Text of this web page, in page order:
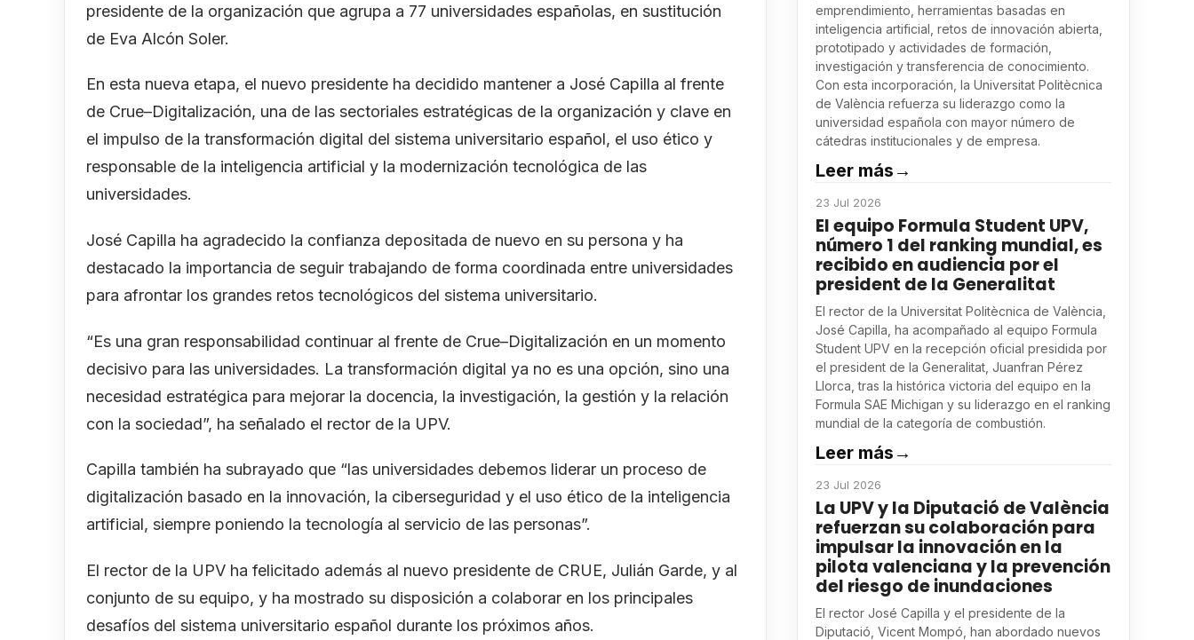
presidente de la organización que agrupa a 77 universidades españolas, en sustitución
de Eva Alcón Soler.
En esta nueva etapa, el nuevo presidente ha decidido mantener a José Capilla al frente
de Crue–Digitalización, una de las sectoriales estratégicas de la organización y clave en
el impulso de la transformación digital del sistema universitario español, el uso ético y
responsable de la inteligencia artificial y la modernización tecnológica de las
universidades.
José Capilla ha agradecido la confianza depositada de nuevo en su persona y ha
destacado la importancia de seguir trabajando de forma coordinada entre universidades
para afrontar los grandes retos tecnológicos del sistema universitario.
“Es una gran responsabilidad continuar al frente de Crue–Digitalización en un momento
decisivo para las universidades. La transformación digital ya no es una opción, sino una
necesidad estratégica para mejorar la docencia, la investigación, la gestión y la relación
con la sociedad”, ha señalado el rector de la UPV.
Capilla también ha subrayado que “las universidades debemos liderar un proceso de
digitalización basado en la innovación, la ciberseguridad y el uso ético de la inteligencia
artificial, siempre poniendo la tecnología al servicio de las personas”.
El rector de la UPV ha felicitado además al nuevo presidente de CRUE, Julián Garde, y al
conjunto de su equipo, y ha mostrado su disposición a colaborar en los principales
desafíos del sistema universitario español durante los próximos años.
emprendimiento, herramientas basadas en
inteligencia artificial, retos de innovación abierta,
prototipado y actividades de formación,
investigación y transferencia de conocimiento.
Con esta incorporación, la Universitat Politècnica
de València refuerza su liderazgo como la
universidad española con mayor número de
cátedras institucionales y de empresa.
Leer más →
23 Jul 2026
El equipo Formula Student UPV,
número 1 del ranking mundial, es
recibido en audiencia por el
president de la Generalitat
El rector de la Universitat Politècnica de València,
José Capilla, ha acompañado al equipo Formula
Student UPV en la recepción oficial presidida por
el president de la Generalitat, Juanfran Pérez
Llorca, tras la histórica victoria del equipo en la
Formula SAE Michigan y su liderazgo en el ranking
mundial de la categoría de combustión.
Leer más →
23 Jul 2026
La UPV y la Diputació de València
refuerzan su colaboración para
impulsar la innovación en la
pilota valenciana y la prevención
del riesgo de inundaciones
El rector José Capilla y el presidente de la
Diputació, Vicent Mompó, han abordado nuevos